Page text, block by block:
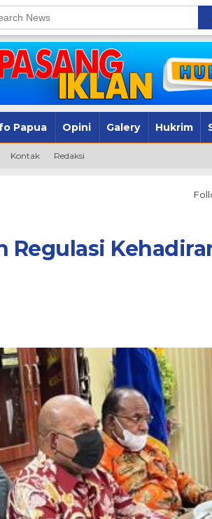
Papua Opini Galery Hukrim
Kontak Redaksi
Regulasi